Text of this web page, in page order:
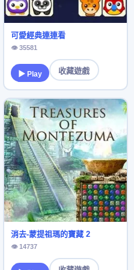
可愛經典連連看
👁 35581
▶ Play 收藏遊戲
消去-蒙提祖瑪的寶藏 2
👁 14737